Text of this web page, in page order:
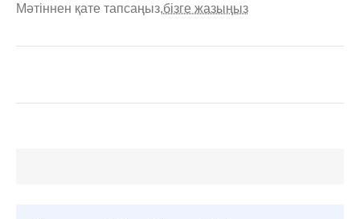
Мәтіннен қате тапсаңыз,бізге жазыңыз